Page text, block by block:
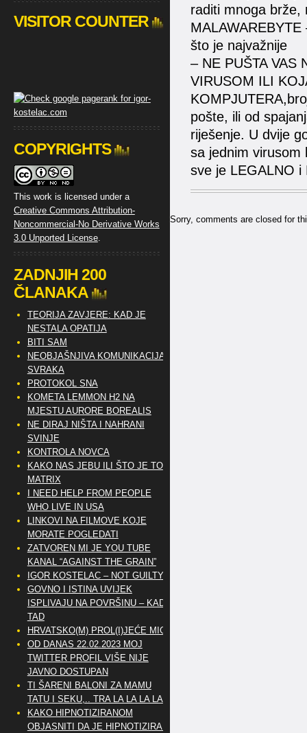
raditi mnoga brže,
što je najvažnije
– NE PUŠTA VAS
VIRUSOM ILI
pošte, ili od
riješenje. U dvije
sa jednim virusom
sve je LEGALNO i
Sorry, comments are closed for
VISITOR COUNTER
COPYRIGHTS
This work is licensed under a
Creative Commons Attribution-
Noncommercial-No Derivative Works
3.0 Unported License.
ZADNJIH 200
ČLANAKA
TEORIJA ZAVJERE: KAD JE
NESTALA OPATIJA
BITI SAM
NEOBJAŠNJIVA KOMUNIKACIJA
SVRAKA
PROTOKOL SNA
KOMETA LEMMON H2 NA
MJESTU AURORE BOREALIS
NE DIRAJ NIŠTA I NAHRANI
SVINJE
KONTROLA NOVCA
KAKO NAS JEBU ILI ŠTO JE TO
MATRIX
I NEED HELP FROM PEOPLE
WHO LIVE IN USA
LINKOVI NA FILMOVE KOJE
MORATE POGLEDATI
ZATVOREN MI JE YOU TUBE
KANAL “AGAINST THE GRAIN”
IGOR KOSTELAC – NOT GUILTY
GOVNO I ISTINA UVIJEK
ISPLIVAJU NA POVRŠINU – KAD
TAD
HRVATSKO(M) PROL(I)JEĆE MIG
OD DANAS 22.02.2023 MOJ
TWITTER PROFIL VIŠE NIJE
JAVNO DOSTUPAN
TI ŠARENI BALONI ZA MAMU
TATU I SEKU,.. TRA LA LA LA LA
KAKO HIPNOTIZIRANOM
OBJASNITI DA JE HIPNOTIZIRAN